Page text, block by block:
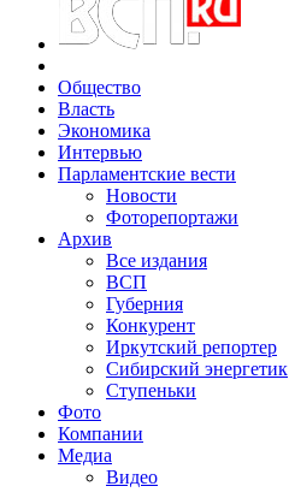
Общество
Власть
Экономика
Интервью
Парламентские вести
Новости
Фоторепортажи
Архив
Все издания
ВСП
Губерния
Конкурент
Иркутский репортер
Сибирский энергетик
Ступеньки
Фото
Компании
Медиа
Видео